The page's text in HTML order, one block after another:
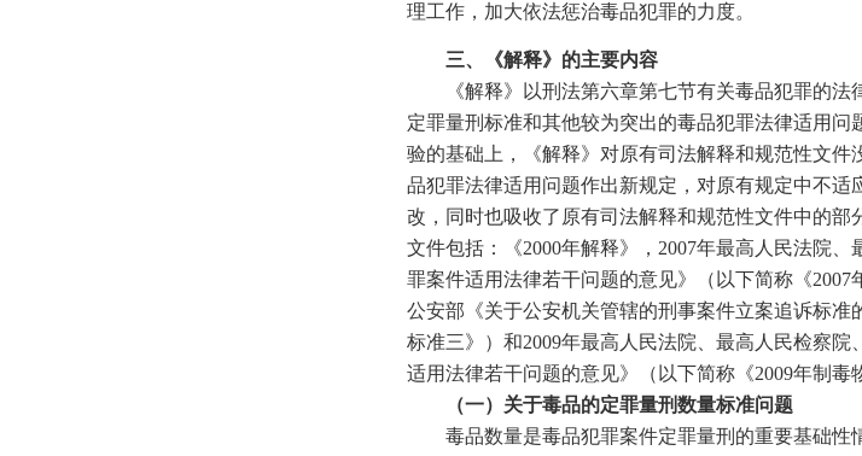
理工作，加大依法惩治毒品犯罪的力度。
三、《解释》的主要内容
《解释》以刑法第六章第七节有关毒品犯罪的法
定罪量刑标准和其他较为突出的毒品犯罪法律适用
验的基础上，《解释》对原有司法解释和规范性文
品犯罪法律适用问题作出新规定，对原有规定中不适
改，同时也吸收了原有司法解释和规范性文件中的部
文件包括：《2000年解释》，2007年最高人民法院
罪案件适用法律若干问题的意见》（以下简称《2007
公安部《关于公安机关管辖的刑事案件立案追诉标
标准三》）和2009年最高人民法院、最高人民检察
适用法律若干问题的意见》（以下简称《2009年制毒
（一）关于毒品的定罪量刑数量标准问题
毒品数量是毒品犯罪案件定罪量刑的重要基础性